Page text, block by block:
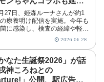
27日、姫森ルーナさんが約1
療養明け配信を実施。今年も
に感染し、検査の経緯や軽症
年の症状、延期になった予定ま
2026.06.28
なた生誕祭2026」が話
神ころねとの
」公開、駅広告、